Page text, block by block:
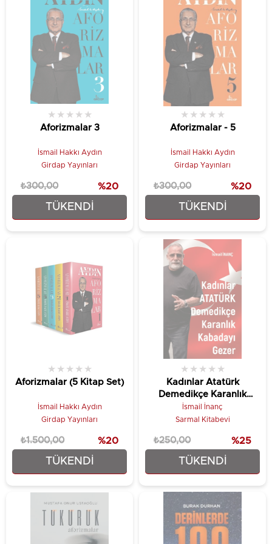
TÜKENDI
Aforizmalar 3
★ ★ ★ ★ ★
İsmail Hakkı Aydın
Girdap Yayınları
₺240,00
₺300,00 %20
TÜKENDI
Aforizmalar - 5
★ ★ ★ ★ ★
İsmail Hakkı Aydın
Girdap Yayınları
₺240,00
₺300,00 %20
TÜKENDI
Aforizmalar (5 Kitap Set)
★ ★ ★ ★ ★
İsmail Hakkı Aydın
Girdap Yayınları
₺1.200,00
₺1.500,00 %20
TÜKENDI
Kadınlar Atatürk
Demedikçe Karanlık
Kabadayı Gezer
★ ★ ★ ★ ★
İsmail İnanç
Sarmal Kitabevi
₺187,50
₺250,00 %25